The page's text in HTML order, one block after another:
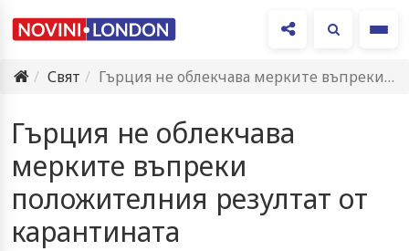
Свят
Гърция не облекчава мерките въпреки положителния резултат от карантината
Гърция не облекчава
мерките въпреки
положителния резултат от
карантината